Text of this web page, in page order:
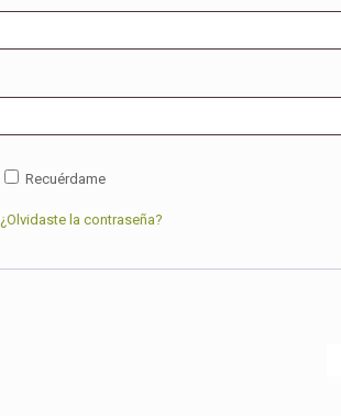
Recuérdame
¿Olvidaste la contraseña?